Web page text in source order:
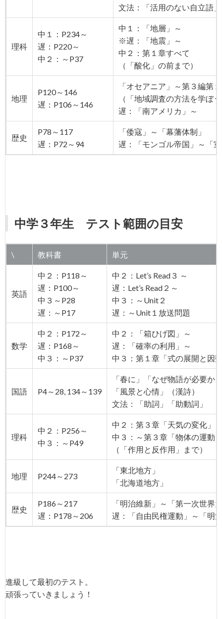
文法：「活用のない自立語」
理科
中１：P234～
遅：P220～
中２：～P37
中１：「地層」～
※遅：「地震」～
中２：第１章すべて
（「酸化」の前まで）
地理
P120～146
遅：P106～146
「オセアニア」～第３編第
（「地域調査の方法を学ぼ
遅：「南アメリカ」～
歴史
P78～117
遅：P72～94
「倭寇」～「幕藩体制」
遅：「モンゴル帝国」～「
中学３年生 テスト範囲の目安
\ 教科書 単元
英語
中２：P118～
遅：P100～
中３～P28
遅：～P17
中２：Let’s Read３ ～
遅：Let’s Read２～
中３：～Unit２
遅：～Unit１放送問題
数学
中２：P172～
遅：P168～
中３：～P37
中２：「箱ひげ図」～
遅：「確率の利用」～
中３：第１章「式の展開と因
国語 P4～28, 134～139
「春に」「なぜ物語が必要か
「風景と心情」（漢詩）
文法：「助詞」「助動詞」
理科
中２：P256～
中３：～P49
中２：第３章「天気の変化」
中３：～第３章「物体の運動
（「作用と反作用」まで）
地理 P244～273
「東北地方」
「北海道地方」
歴史
P186～217
遅：P178～206
「明治維新」～「第一次世界
遅：「自由民権運動」～「明
進級して最初のテスト。
頑張っていきましょう！